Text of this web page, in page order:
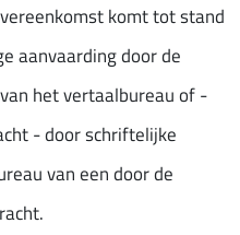
komt tot stand
aanvaarding door de
het vertaalbureau of -
- door schriftelijke
van een door de